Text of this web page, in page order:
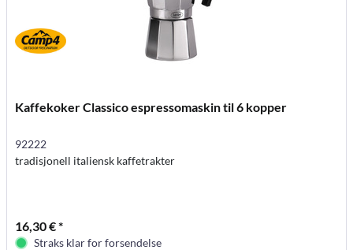
Kaffekoker Classico espressomaskin til 6 kopper
92222
tradisjonell italiensk kaffetrakter
16,30 € *
Straks klar for forsendelse